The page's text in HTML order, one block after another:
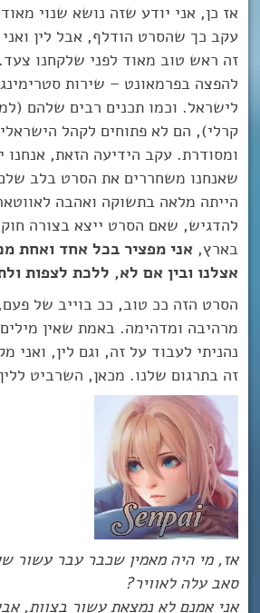
אז כן, אני יודע שזה נושא שנוי
עקב כך שהסרט הודלף, אבל לין
זה ראש טוב מאוד לפני שלקחנו
להפצה בפרמאונט – שירות
לישראל. וכמו תכנים רבים שלהם
קרלי), הם לא פתוחים לקהל
ומסודרת. עקב הידיעה הזאת, אנחנו
שאנחנו משחררים את הסרט בלב
הייתה מלאה בתשוקה ואהבה
להדגיש, שאם הסרט ייצא בצורה
בארץ, אני מפציר בכל אחד ואחת
אצלנו ובין אם לא, ללכת לצפות
הסרט הזה ככ טוב, ככ בוייב של
מרהיבה ומדהימה. באמת שאין
נהניתי לעבוד על זה, וגם לין, ואני
זה בתרגום שלנו. מכאן, השרביט
אז, מי היה מאמין שכבר עבר עשור
סאב עלה לאוויר?
אני אמנם לא נמצאת עשור בצוות,